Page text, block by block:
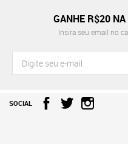
GANHE R$20
Insira seu email no
SOCIAL